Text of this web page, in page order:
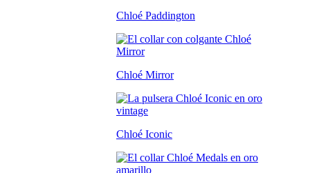
Chloé Paddington
Chloé Mirror
Chloé Iconic